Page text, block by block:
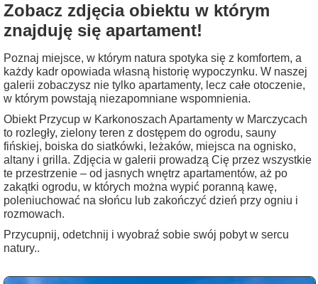
Zobacz zdjęcia obiektu w którym
znajduję się apartament!
Poznaj miejsce, w którym natura spotyka się z komfortem, a
każdy kadr opowiada własną historię wypoczynku. W naszej
galerii zobaczysz nie tylko apartamenty, lecz całe otoczenie,
w którym powstają niezapomniane wspomnienia.
Obiekt Przycup w Karkonoszach Apartamenty w Marczycach
to rozległy, zielony teren z dostępem do ogrodu, sauny
fińskiej, boiska do siatkówki, leżaków, miejsca na ognisko,
altany i grilla. Zdjęcia w galerii prowadzą Cię przez wszystkie
te przestrzenie – od jasnych wnętrz apartamentów, aż po
zakątki ogrodu, w których można wypić poranną kawę,
poleniuchować na słońcu lub zakończyć dzień przy ogniu i
rozmowach.
Przycupnij, odetchnij i wyobraź sobie swój pobyt w sercu
natury..